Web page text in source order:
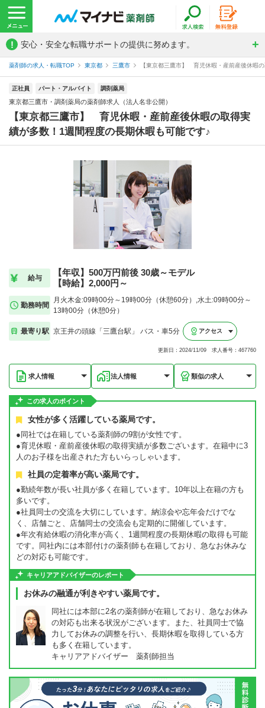
! 安心・安全な転職サポートの提供に努めます。
薬剤師の求人・転職TOP 東京都 三鷹市 【東京都三鷹市】 育児休暇・産前産後休暇
正社員 パート・アルバイト 調剤薬局
東京都三鷹市・調剤薬局の薬剤師求人（法人名非公開）
【東京都三鷹市】 育児休暇・産前産後休暇の取得実
績が多数！1週間程度の長期休暇も可能です♪
給与
【年収】500万円前後 30歳～モデル
【時給】2,000円～
勤務時間
月火木金:09時00分～19時00分（休憩60分）,水土:09時00分～
13時00分（休憩0分）
最寄り駅 京王井の頭線「三鷹台駅」 バス・車5分 アクセス
更新日：2024/11/09 求人番号：467760
求人情報 法人情報 類似の求人
この求人のポイント
女性が多く活躍している薬局です。
●同社では在籍している薬剤師の9割が女性です。
●育児休暇・産前産後休暇の取得実績が多数ございます。在籍中に3
人のお子様を出産された方もいらっしゃいます。
社員の定着率が高い薬局です。
●勤続年数が長い社員が多く在籍しています。10年以上在籍の方も
多いです。
●社員同士の交流を大切にしています。納涼会や忘年会だけでな
く、店舗ごと、店舗同士の交流会も定期的に開催しています。
●年次有給休暇の消化率が高く、1週間程度の長期休暇の取得も可能
です。同社内には本部付けの薬剤師も在籍しており、急なお休みな
どの対応も可能です。
キャリアアドバイザーのレポート
お休みの融通が利きやすい薬局です。
同社には本部に2名の薬剤師が在籍しており、急なお休み
の対応も出来る状況がございます。また、社員同士で協
力してお休みの調整を行い、長期休暇を取得している方
も多く在籍しています。
キャリアアドバイザー 薬剤師担当